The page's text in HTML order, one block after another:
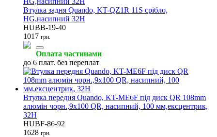
Втулка задня Quando, KT-QZ1R 11S срібло,
HG,насипний 32H
HUBB-19-40
1017 грн.
Оплата частинами
до 6 плат. без переплат
Втулка передня Quando, KT-ME6F під диск QR 108mm
алюмін чорн.,9x100 QR, насипний, 100 мм,ексцентрик,
32H
HUBF-86-92
1628 грн.